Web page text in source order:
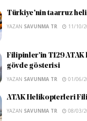
Türkiye’nin taarruz
YAZAN SAVUNMA TR 11/10/
Filipinler’in T129
gövde gösterisi
YAZAN SAVUNMA TR 01/06/
ATAK Helikopterleri
YAZAN SAVUNMA TR 08/03/